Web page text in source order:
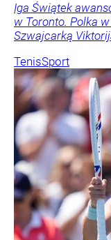
Iga Świątek
w Toronto. Polka
Szwajcarką
TenisSport